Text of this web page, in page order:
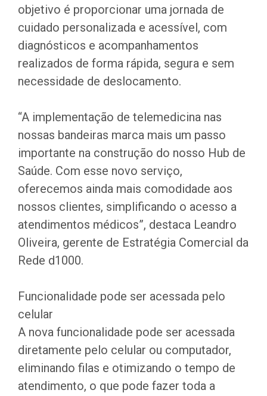
objetivo é proporcionar uma jornada de
cuidado personalizada e acessível, com
diagnósticos e acompanhamentos
realizados de forma rápida, segura e sem
necessidade de deslocamento.
“A implementação de telemedicina nas
nossas bandeiras marca mais um passo
importante na construção do nosso Hub de
Saúde. Com esse novo serviço,
oferecemos ainda mais comodidade aos
nossos clientes, simplificando o acesso a
atendimentos médicos”, destaca Leandro
Oliveira, gerente de Estratégia Comercial da
Rede d1000.
Funcionalidade pode ser acessada pelo
celular
A nova funcionalidade pode ser acessada
diretamente pelo celular ou computador,
eliminando filas e otimizando o tempo de
atendimento, o que pode fazer toda a